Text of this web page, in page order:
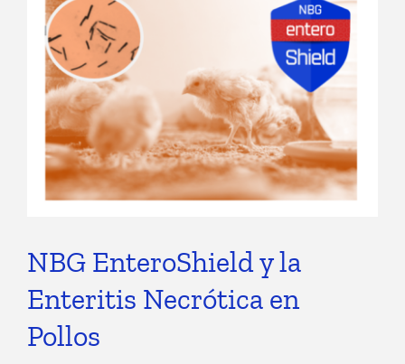
NBG EnteroShield y la
Enteritis Necrótica en
Pollos